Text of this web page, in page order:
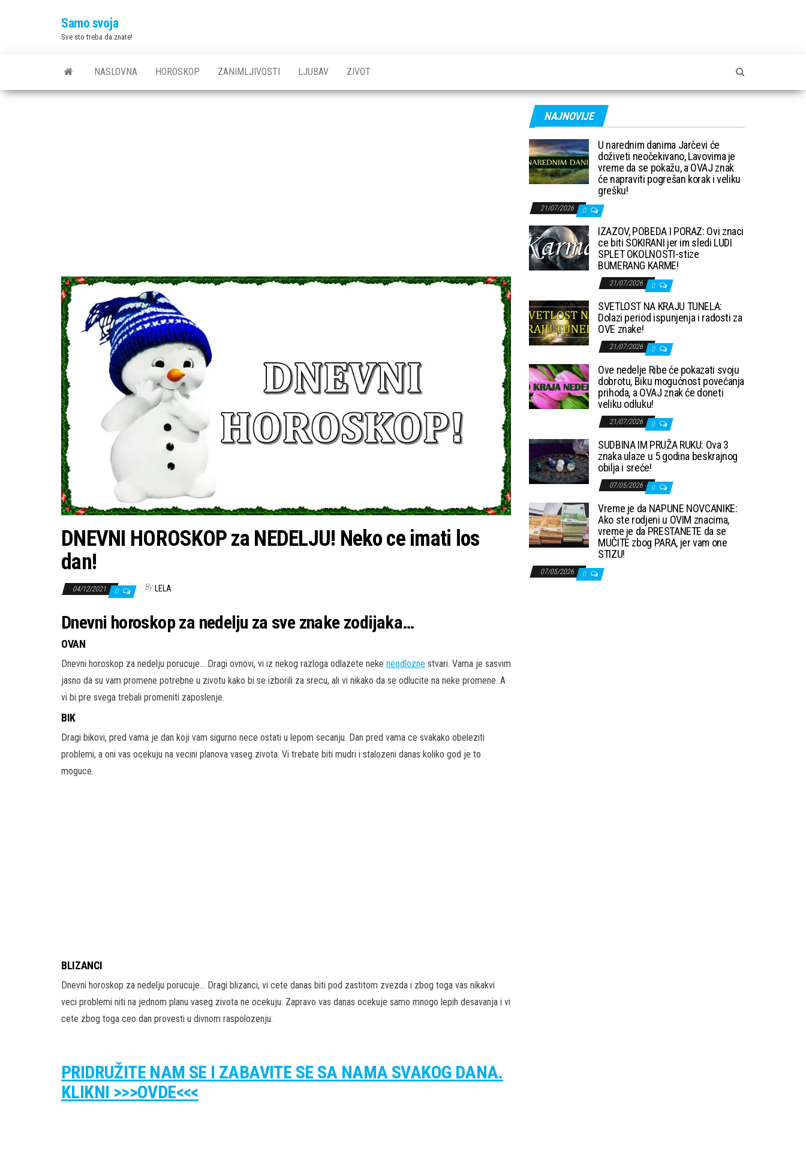
Samo svoja
Sve sto treba da znate!
NASLOVNA HOROSKOP ZANIMLJIVOSTI LJUBAV ZIVOT
DNEVNI HOROSKOP za NEDELJU! Neko ce imati los
dan!
04/12/2021 0 By LELA
Dnevni horoskop za nedelju za sve znake zodijaka…
OVAN
Dnevni horoskop za nedelju porucuje… Dragi ovnovi, vi iz nekog razloga odlazete neke neodlozne stvari. Vama je sasvim
jasno da su vam promene potrebne u zivotu kako bi se izborili za srecu, ali vi nikako da se odlucite na neke promene. A
vi bi pre svega trebali promeniti zaposlenje.
BIK
Dragi bikovi, pred vama je dan koji vam sigurno nece ostati u lepom secanju. Dan pred vama ce svakako obeleziti
problemi, a oni vas ocekuju na vecini planova vaseg zivota. Vi trebate biti mudri i stalozeni danas koliko god je to
moguce.
BLIZANCI
Dnevni horoskop za nedelju porucuje… Dragi blizanci, vi cete danas biti pod zastitom zvezda i zbog toga vas nikakvi
veci problemi niti na jednom planu vaseg zivota ne ocekuju. Zapravo vas danas ocekuje samo mnogo lepih desavanja i vi
cete zbog toga ceo dan provesti u divnom raspolozenju.
PRIDRUŽITE NAM SE I ZABAVITE SE SA NAMA SVAKOG DANA.
KLIKNI >>>OVDE<<<
NAJNOVIJE
U narednim danima Jarčevi će
doživeti neočekivano, Lavovima je
vreme da se pokažu, a OVAJ znak
će napraviti pogrešan korak i veliku
grešku!
21/07/2026 0
IZAZOV, POBEDA I PORAZ: Ovi znaci
ce biti SOKIRANI jer im sledi LUDI
SPLET OKOLNOSTI-stize
BUMERANG KARME!
21/07/2026 0
SVETLOST NA KRAJU TUNELA:
Dolazi period ispunjenja i radosti za
OVE znake!
21/07/2026 0
Ove nedelje Ribe će pokazati svoju
dobrotu, Biku mogućnost povećanja
prihoda, a OVAJ znak će doneti
veliku odluku!
21/07/2026 0
SUDBINA IM PRUŽA RUKU: Ova 3
znaka ulaze u 5 godina beskrajnog
obilja i sreće!
07/05/2026 0
Vreme je da NAPUNE NOVCANIKE:
Ako ste rodjeni u OVIM znacima,
vreme je da PRESTANETE da se
MUČITE zbog PARA, jer vam one
STIZU!
07/05/2026 0